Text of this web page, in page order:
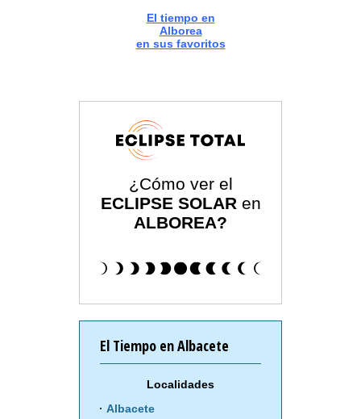
El tiempo en
Alborea
en sus favoritos
¿Cómo ver el
ECLIPSE SOLAR en
ALBOREA?
El Tiempo en Albacete
Localidades
Albacete